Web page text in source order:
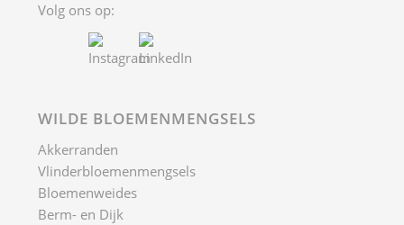
Volg ons op:
WILDE BLOEMENMENGSELS
Akkerranden
Vlinderbloemenmengsels
Bloemenweides
Berm- en Dijk